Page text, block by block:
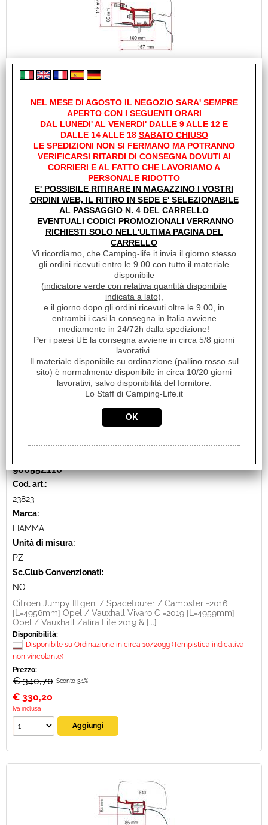
STAFFE PER F40 ADAPTER RENAULT TRAFIC L1 DEEP
Cod. art.:
FIAMMA
Unità di misura:
Sc.Club Convenzionati:
RENAULT TRAFIC L1 Renault Trafic III serie / Nissan NV 300 /
Fiat Talento =2014 Opel / Vauxhall Vivaro B =2014 =2018 H1 -
L1 Per guida a destra e [...]
Disponibilità:
Disponibile
195,70
98655Z110
Cod. art.:
23823
Marca:
FIAMMA
Unità di misura:
PZ
Sc.Club Convenzionati:
NO
Citroen Jumpy III gen. / Spacetourer / Campster =2016
[L=4956mm] Opel / Vauxhall Vivaro C =2019 [L=4959mm]
Opel / Vauxhall Zafira Life 2019 & [...]
Disponibilità:
Disponibile su Ordinazione in circa 10/20gg (Tempistica indicativa
non vincolante)
Prezzo:
€ 340,70 Sconto 3.1%
€ 330,20
Iva inclusa
NEL MESE DI AGOSTO IL NEGOZIO SARA' SEMPRE
APERTO CON I SEGUENTI ORARI
DAL LUNEDI' AL VENERDI' DALLE 9 ALLE 12 E
DALLE 14 ALLE 18 SABATO CHIUSO
LE SPEDIZIONI NON SI FERMANO MA POTRANNO
VERIFICARSI RITARDI DI CONSEGNA DOVUTI AI
CORRIERI E AL FATTO CHE LAVORIAMO A
PERSONALE RIDOTTO
E' POSSIBILE RITIRARE IN MAGAZZINO I VOSTRI
ORDINI WEB, IL RITIRO IN SEDE E' SELEZIONABILE
AL PASSAGGIO N. 4 DEL CARRELLO
EVENTUALI CODICI PROMOZIONALI VERRANNO
RICHIESTI SOLO NELL'ULTIMA PAGINA DEL
CARRELLO
Vi ricordiamo, che Camping-life.it invia il giorno stesso
gli ordini ricevuti entro le 9.00 con tutto il materiale
disponibile
(indicatore verde con relativa quantità disponibile
indicata a lato),
e il giorno dopo gli ordini ricevuti oltre le 9.00, in
entrambi i casi la consegna in Italia avviene
mediamente in 24/72h dalla spedizione!
Per i paesi UE la consegna avviene in circa 5/8 giorni
lavorativi.
Il materiale disponibile su ordinazione (pallino rosso sul
sito) è normalmente disponibile in circa 10/20 giorni
lavorativi, salvo disponibilità del fornitore.
Lo Staff di Camping-Life.it